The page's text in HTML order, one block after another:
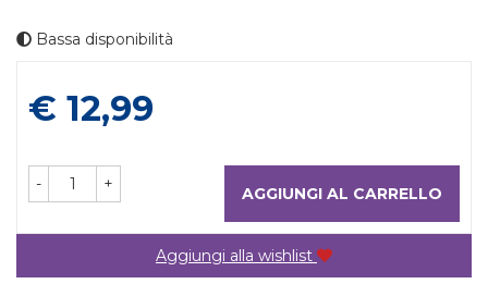
Bassa disponibilità
Prezzo
€ 12,99
- + AGGIUNGI AL CARRELLO
Aggiungi alla wishlist